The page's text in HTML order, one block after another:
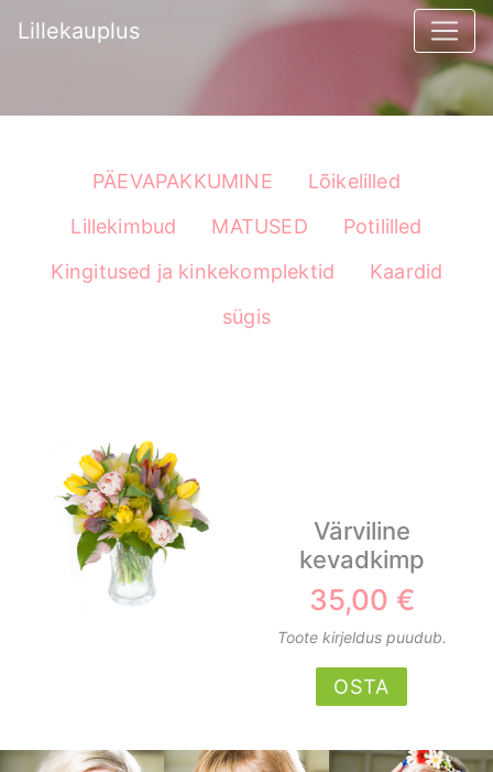
Lillekauplus
PÄEVAPAKKUMINE
Lõikelilled
Lillekimbud
MATUSED
Potililled
Kingitused ja kinkekomplektid
Kaardid
sügis
Värviline
kevadkimp
35,00 €
Toote kirjeldus puudub.
OSTA